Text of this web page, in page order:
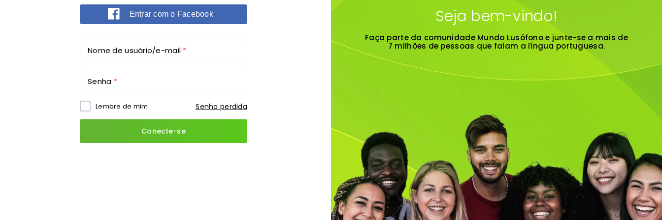
Seja bem-vindo!
Faça parte da comunidade Mundo Lusófono e junte-se a mais de
7 milhões de pessoas que falam a língua portuguesa.
Entrar com o Facebook
Nome de usuário/e-mail
Senha
Lembre de mim Senha perdida
Conecte-se